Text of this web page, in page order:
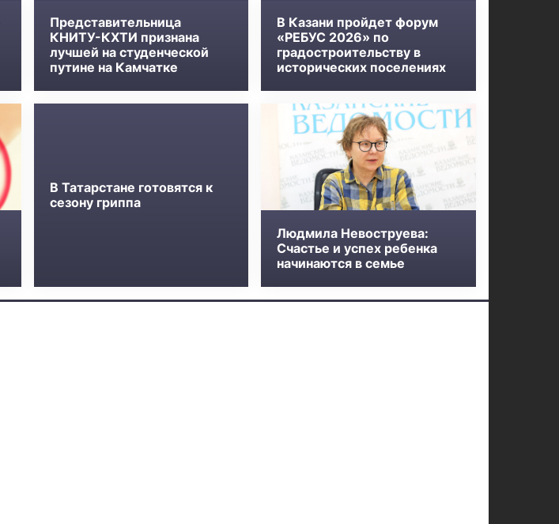
Представительница
КНИТУ-КХТИ признана
лучшей на студенческой
путине на Камчатке
В Казани пройдет форум
«РЕБУС 2026» по
градостроительству в
исторических поселениях
В Татарстане готовятся к
сезону гриппа
Людмила Невоструева:
Счастье и успех ребенка
начинаются в семье